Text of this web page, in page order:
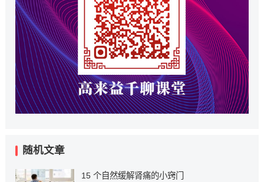
随机文章
15 个自然缓解肾痛的小窍门